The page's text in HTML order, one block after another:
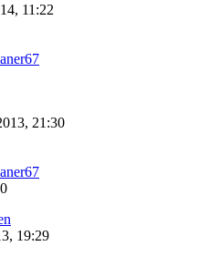
11:22
21:30
19:29